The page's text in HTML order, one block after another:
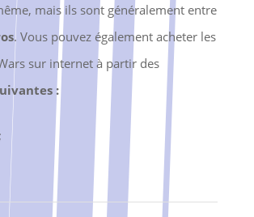
mais ils sont généralement entre
. Vous pouvez également acheter les
sur internet à partir des
: